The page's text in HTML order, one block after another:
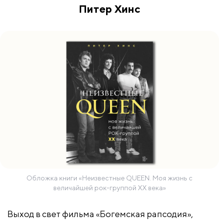
Питер Хинс
Обложка книги «Неизвестные QUEEN. Моя жизнь с
величайшей рок-группой XX века»
Выход в свет фильма «Богемская рапсодия»,